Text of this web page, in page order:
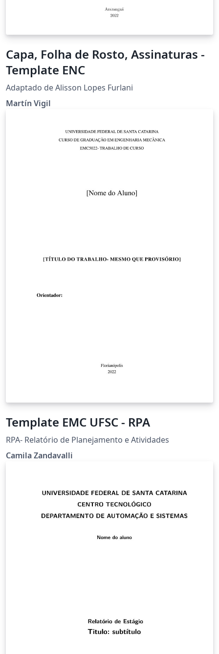
Capa, Folha de Rosto, Assinaturas -
Template ENC
Adaptado de Alisson Lopes Furlani
Martín Vigil
Template EMC UFSC - RPA
RPA- Relatório de Planejamento e Atividades
Camila Zandavalli